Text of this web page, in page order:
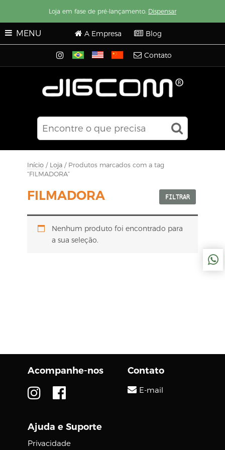
Loja em fase de pré-lançamento. Dispensar
MENU A Empresa Blog
Contato
Início / Loja / Produtos marcados com a tag
“FILMADORA”
FILMADORA FILTRAR
Nenhum produto foi encontrado para
a sua seleção.
Acompanhe-nos
Ajuda e Suporte
Privacidade
Contato
E-mail